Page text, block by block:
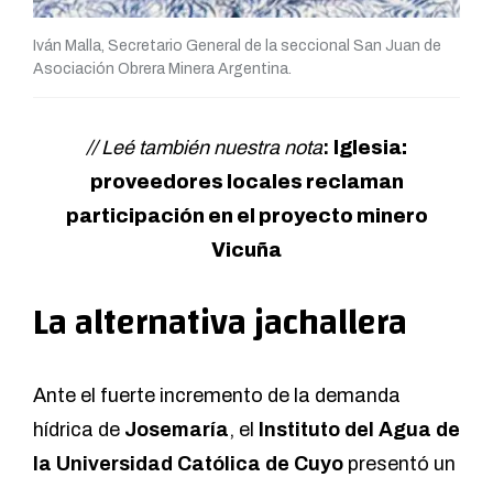
Iván Malla, Secretario General de la seccional San Juan de
Asociación Obrera Minera Argentina.
// Leé también nuestra nota: Iglesia:
proveedores locales reclaman
participación en el proyecto minero
Vicuña
La alternativa jachallera
Ante el fuerte incremento de la demanda
hídrica de Josemaría, el
Instituto del Agua de
la Universidad Católica de Cuyo presentó un